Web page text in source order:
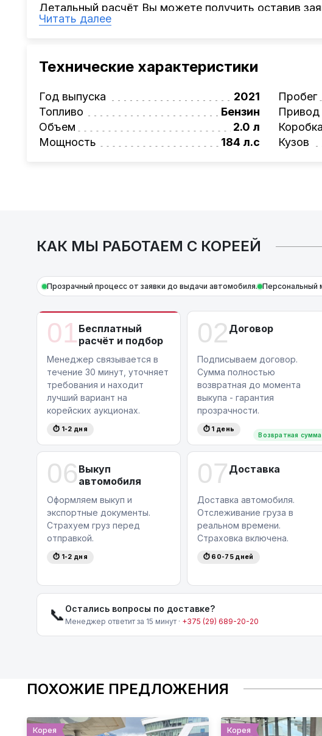
Детальный расчёт Вы можете получить оставив
обратиться к ответственному менеджеру.
Мы оказываем полный спектр услуг: поиск авто,
растаможке. Экономьте свое время и деньги!
Также, для граждан РБ действуетлизинговая
Условия и подробности можно узнать по номеру:
AutoCapital – просто доверьте работу
Читать далее
Технические характеристики
Год выпуска
2021
Топливо
Бензин
Объем
2.0 л
Мощность
184 л.с
Пробег
Привод
Коробка
Кузов
КАК МЫ РАБОТАЕМ С КОРЕЕЙ
Прозрачный процесс от заявки до выдачи автомобиля. Персональный
01 Бесплатный
расчёт и подбор
Менеджер связывается в
течение 30 минут, уточняет
требования и находит
лучший вариант на
корейских аукционах.
⏱ 1-2 дня
02 Договор
Возвратная сумма
Подписываем договор.
Сумма полностью
возвратная до момента
выкупа - гарантия
прозрачности.
⏱ 1 день
06 Выкуп
автомобиля
Оформляем выкуп и
экспортные документы.
Страхуем груз перед
отправкой.
⏱ 1-2 дня
07 Доставка
Доставка автомобиля.
Отслеживание груза в
реальном времени.
Страховка включена.
⏱ 60-75 дней
📞 Остались вопросы по доставке?
Менеджер ответит за 15 минут · +375 (29) 689-20-20
ПОХОЖИЕ ПРЕДЛОЖЕНИЯ
Корея Корея